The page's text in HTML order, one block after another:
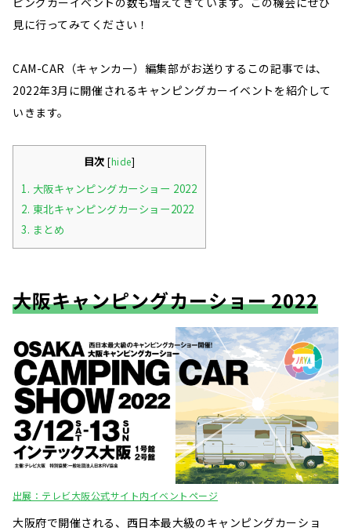
見に行ってみてください！
CAM-CAR（キャンカー）編集部がお送りするこの記事では、
2022年3月に開催されるキャンピングカーイベントを紹介して
いきます。
目次 [hide]
1. 大阪キャンピングカーショー 2022
2. 東北キャンピングカーショー2022
3. まとめ
大阪キャンピングカーショー 2022
出展：テレビ大阪公式サイト内イベントページ
大阪府で開催される、西日本最大級のキャンピングカーショ